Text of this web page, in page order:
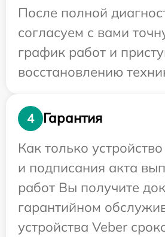
После полной
согласуем с вами
график работ и
восстановлению
4
Гарантия
Как только
и подписания акта
работ Вы получите
гарантийном
устройства Veber